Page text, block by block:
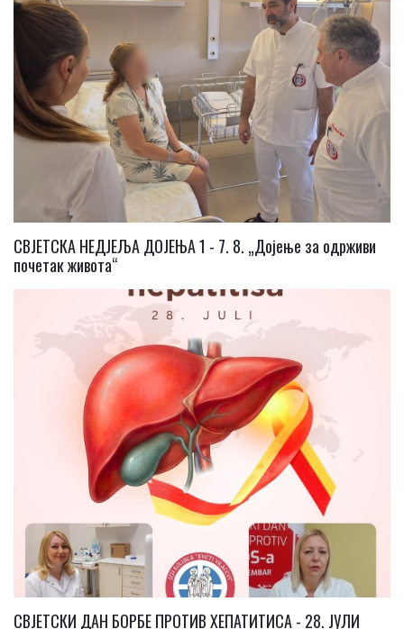
СВЈЕТСКА НЕДЈЕЉА ДОЈЕЊА 1 - 7. 8. „Дојење за одрживи
почетак живота“
СВЈЕТСКИ ДАН БОРБЕ ПРОТИВ ХЕПАТИТИСА - 28. ЈУЛИ